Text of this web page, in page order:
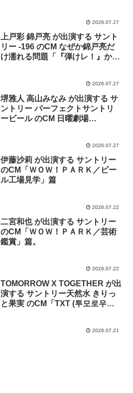
2026.07.27
上戸彩 錦戸亮 が出演する サント
リー -196 のCM なぜか錦戸亮だ
け濡れる問題「『弾けレ！』か
2026.07.27
堺雅人 高山みなみ が出演する サ
ントリー パーフェクトサントリ
ービール のCM 日曜劇場
2026.07.27
伊藤沙莉 が出演する サントリー
のCM「ＷＯＷ！ＰＡＲＫ／ビー
ル工場見学」篇
2026.07.22
二宮和也 が出演する サントリー
のCM「ＷＯＷ！ＰＡＲＫ／芸術
鑑賞」篇。
2026.07.22
TOMORROW X TOGETHER が出
演する サントリー天然水 きりっ
と果実 のCM「TXT (투모로우바
2026.07.21